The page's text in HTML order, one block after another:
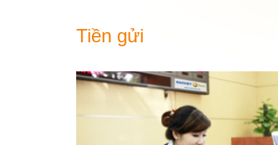
Tiền gửi